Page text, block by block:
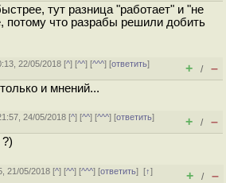
тут разница "работает" и "не
потому что разрабы решили добить
22/05/2018 [^] [^^] [^^^] [ответить]
+ / –
и мнений...
24/05/2018 [^] [^^] [^^^] [ответить]
+ / –
21/05/2018 [^] [^^] [^^^] [ответить][↑]
+ / –